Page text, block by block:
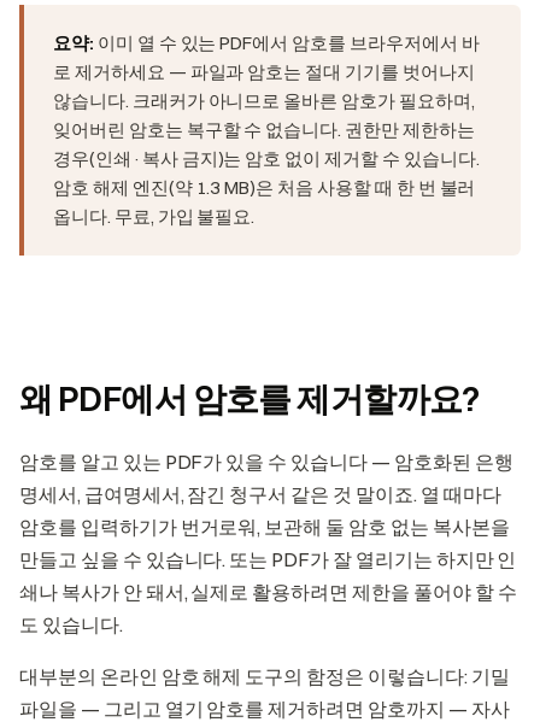
요약: 이미 열 수 있는 PDF에서 암호를 브라우저에서 바
로 제거하세요 — 파일과 암호는 절대 기기를 벗어나지
않습니다. 크래커가 아니므로 올바른 암호가 필요하며,
잊어버린 암호는 복구할 수 없습니다. 권한만 제한하는
경우(인쇄·복사 금지)는 암호 없이 제거할 수 있습니다.
암호 해제 엔진(약 1.3 MB)은 처음 사용할 때 한 번 불러
옵니다. 무료, 가입 불필요.
왜 PDF에서 암호를 제거할까요?
암호를 알고 있는 PDF가 있을 수 있습니다 — 암호화된 은행
명세서, 급여명세서, 잠긴 청구서 같은 것 말이죠. 열 때마다
암호를 입력하기가 번거로워, 보관해 둘 암호 없는 복사본을
만들고 싶을 수 있습니다. 또는 PDF가 잘 열리기는 하지만 인
쇄나 복사가 안 돼서, 실제로 활용하려면 제한을 풀어야 할 수
도 있습니다.
대부분의 온라인 암호 해제 도구의 함정은 이렇습니다: 기밀
파일을 — 그리고 열기 암호를 제거하려면 암호까지 — 자사